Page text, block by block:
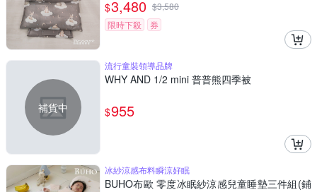
$3,480 $3,580
限時下殺
券
補貨中
流行童裝領導品牌
WHY AND 1/2 mini 普普熊四季被
$955
冰紗涼感布料瞬涼好眠
BUHO布歐 零度冰眠紗涼感兒童睡墊三件組(鋪